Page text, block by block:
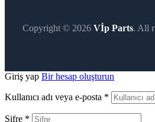
Copyright © 2026 Vİp Parts. All
Giriş yap Bir hesap oluşturun
Kullanıcı adı veya e-posta *
Şifre *